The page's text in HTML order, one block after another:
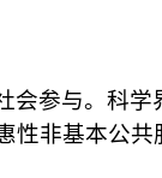
会参与。科
性非基本公共